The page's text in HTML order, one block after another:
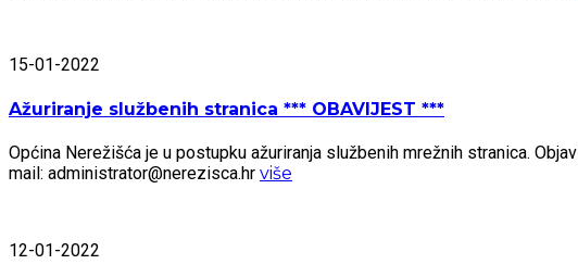
15-01-2022
Ažuriranje službenih stranica *** OBAVIJEST ***
Općina Nerežišća je u postupku ažuriranja službenih mrežnih stranica.
mail: administrator@nerezisca.hr više
12-01-2022